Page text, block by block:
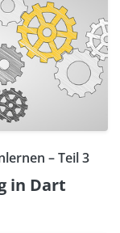
– Teil 3
in Dart